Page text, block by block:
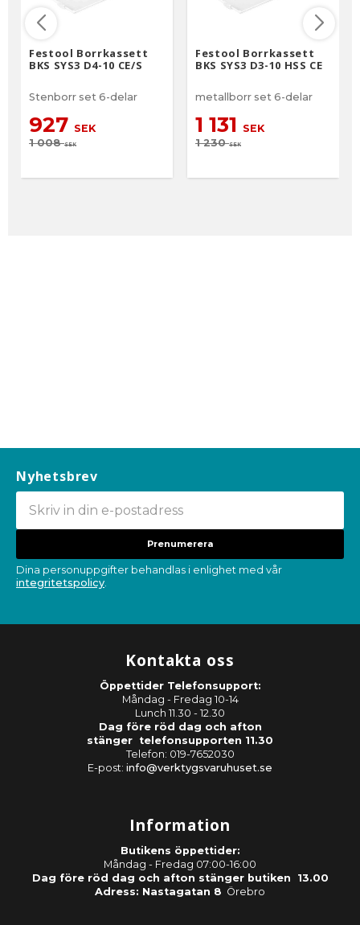
Festool Borrkassett
BKS SYS3 D4-10 CE/S
Stenborr set 6-delar
927 SEK
1 008SEK
Festool Borrkassett
BKS SYS3 D3-10 HSS CE
metallborr set 6-delar
1 131
SEK
1 230SEK
Nyhetsbrev
Prenumerera
Dina personuppgifter behandlas i enlighet med vår
integritetspolicy.
Kontakta oss
Öppettider Telefonsupport:
Måndag - Fredag 10-14
Lunch 11.30 - 12.30
Dag före röd dag och afton
stänger telefonsupporten 11.30
Telefon: 019-7652030
E-post: info@verktygsvaruhuset.se
Information
Butikens öppettider:
Måndag - Fredag 07:00-16:00
Dag före röd dag och afton stänger butiken 13.00
Adress: Nastagatan 8 Örebro